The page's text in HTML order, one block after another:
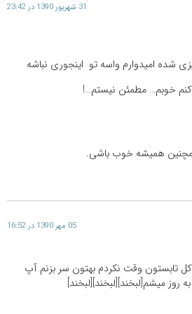
31 شهریور 1390 در 23:42
شده امیدوارم واسه تو اینجوری نباشه
خوبم… مطمئن نیستم…!
همچنین همیشه خوب باشی.
05 مهر 1390 در 16:52
تابستون وقت نکردم بهتون سر بزنم آپ
میشم[لبخند][لبخند][لبخند]